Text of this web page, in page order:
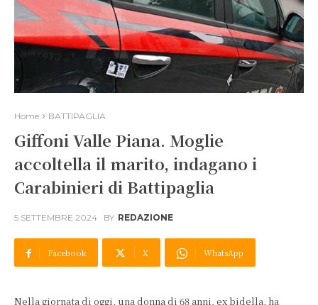
Home BATTIPAGLIA
Giffoni Valle Piana. Moglie
accoltella il marito, indagano i
Carabinieri di Battipaglia
5 SETTEMBRE 2024 BY REDAZIONE
Facebook X WhatsApp
Nella giornata di oggi, una donna di 68 anni, ex bidella, ha